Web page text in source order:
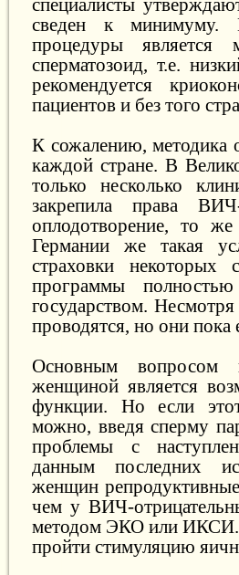
специалисты
сведен к минимуму.
процедуры является
сперматозоид, т.е.
рекомендуется
пациентов и без того
К сожалению, методика
каждой стране. В
только несколько
закрепила права
оплодотворение, то
Германии же такая
страховки
программы
государством.
проводятся, но они
Основным вопросом
женщиной является
функции. Но если
можно, введя сперму
проблемы с
данным последних
женщин
чем у ВИЧ-
методом ЭКО или ИКСИ.
пройти стимуляцию